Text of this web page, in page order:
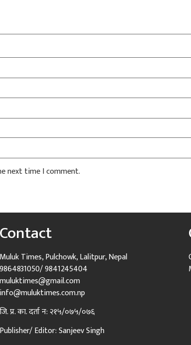
next time I comment.
Contact
Muluk Times, Pulchowk, Lalitpur, Nepal
9864831050/ 9841245404
muluktimes@gmail.com
info@muluktimes.com.np
जि. प्र. का. दर्ता न: २१५/०७५/०७६
Publisher/ Editor: Sanjeev Singh